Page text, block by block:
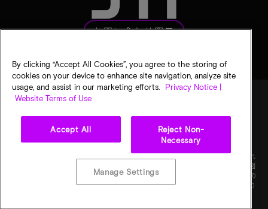
お問い合わせ窓口
マイクロンのプライバシー通知 販売条件
Micron Technology, Inc. All rights reserved. 情報、製品、仕様は予告なく変更され
ることがあります。すべての情報は何らの保証なく「現状有姿」の状態で提供されます。図
画の縮尺は正確ではありません。マイクロン、マイクロンのロゴ、およびその他のすべての
マイクロンの商標はMicron Technology, Inc.に帰属します。他のすべての商標はそれぞれの
By clicking “Accept All Cookies”, you agree to the storing of
cookies on your device to enhance site navigation, analyze site
usage, and assist in our marketing efforts.
Privacy Notice |
Website Terms of Use
Accept All
Reject Non-
Necessary
Manage Settings